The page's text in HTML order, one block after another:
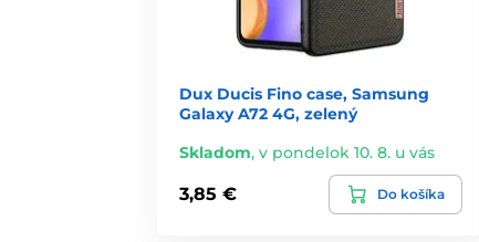
Dux Ducis Fino case, Samsung
Galaxy A72 4G, zelený
Skladom, v pondelok 10. 8. u vás
3,85 € Do košíka